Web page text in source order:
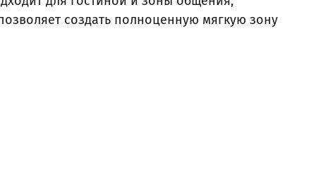
создать полноценную мягкую зону